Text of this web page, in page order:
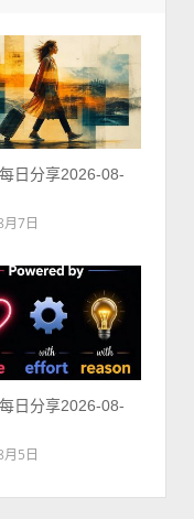
日分享2026-08-
7日
日分享2026-08-
5日